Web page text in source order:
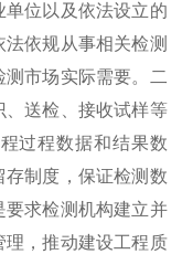
位以及依法设立的
依规从事相关检测
市场实际需要。二
送检、接收试样等
过程数据和结果数
制度，保证检测数
求检测机构建立并
，推动建设工程质